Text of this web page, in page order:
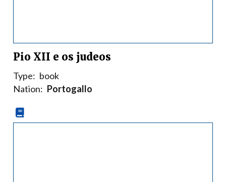
Pio XII e os judeos
Type: book
Nation: Portogallo